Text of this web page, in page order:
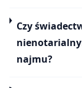
Czy
najmu?